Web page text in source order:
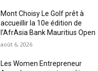
Mont Choisy Le Golf prêt à
accueillir la 10e édition de
l’AfrAsia Bank Mauritius Open
août 6, 2026
Les Women Entrepreneur